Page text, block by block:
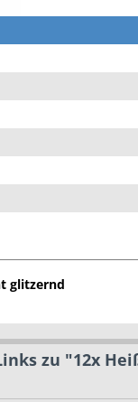
glitzernd
zu "12x